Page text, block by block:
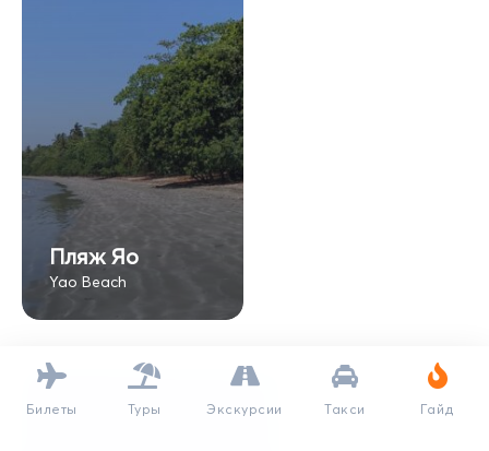
Пляж Яо
Yao Beach
Билеты Туры Экскурсии Такси Гайд